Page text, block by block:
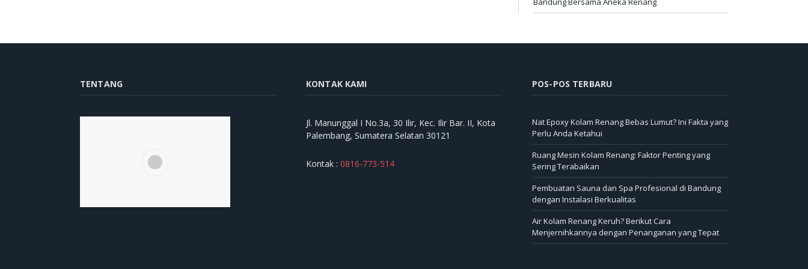
TENTANG KONTAK KAMI
Jl. Manunggal I No.3a, 30 Ilir, Kec. Ilir Bar. II, Kota
Palembang, Sumatera Selatan 30121
Kontak : 0816-773-514
POS-POS TERBARU
Nat Epoxy Kolam Renang Bebas Lumut? Ini Fakta yang
Perlu Anda Ketahui
Ruang Mesin Kolam Renang: Faktor Penting yang
Sering Terabaikan
Pembuatan Sauna dan Spa Profesional di Bandung
dengan Instalasi Berkualitas
Air Kolam Renang Keruh? Berikut Cara
Menjernihkannya dengan Penanganan yang Tepat